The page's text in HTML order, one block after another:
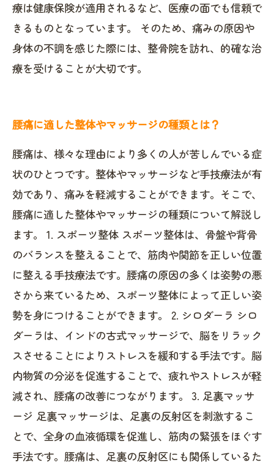
療は健康保険が適用されるなど、医療の面でも信頼で
きるものとなっています。 そのため、痛みの原因や
身体の不調を感じた際には、整骨院を訪れ、的確な治
療を受けることが大切です。
腰痛に適した整体やマッサージの種類とは？
腰痛は、様々な理由により多くの人が苦しんでいる症
状のひとつです。整体やマッサージなど手技療法が有
効であり、痛みを軽減することができます。そこで、
腰痛に適した整体やマッサージの種類について解説し
ます。 1. スポーツ整体 スポーツ整体は、骨盤や背骨
のバランスを整えることで、筋肉や関節を正しい位置
に整える手技療法です。腰痛の原因の多くは姿勢の悪
さから来ているため、スポーツ整体によって正しい姿
勢を身につけることができます。 2. シロダーラ シロ
ダーラは、インドの古式マッサージで、脳をリラック
スさせることによりストレスを緩和する手法です。脳
内物質の分泌を促進することで、疲れやストレスが軽
減され、腰痛の改善につながります。 3. 足裏マッサ
ージ 足裏マッサージは、足裏の反射区を刺激するこ
とで、全身の血液循環を促進し、筋肉の緊張をほぐす
手法です。腰痛は、足裏の反射区にも関係しているた